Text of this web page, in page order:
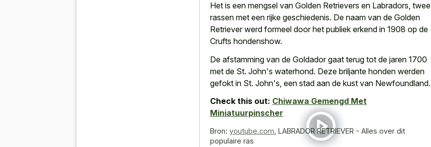
Het is een mengsel van Golden Retrievers en Labradors, twee
rassen met een rijke geschiedenis. De naam van de Golden
Retriever werd formeel door het publiek erkend in 1908 op de
Crufts hondenshow.
De afstamming van de Goldador gaat terug tot de jaren 1700
met de St. John's waterhond. Deze briljante honden werden
gefokt in St. John's, een stad aan de kust van Newfoundland.
Check this out: Chiwawa Gemengd Met
Miniatuurpinscher
Bron: youtube.com LABRADOR RETRIEVER - Alles over dit
populaire ras